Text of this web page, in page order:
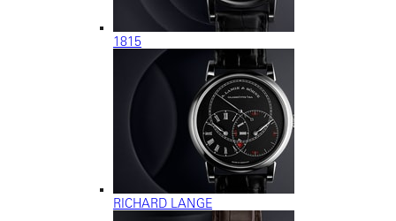
1815
RICHARD LANGE